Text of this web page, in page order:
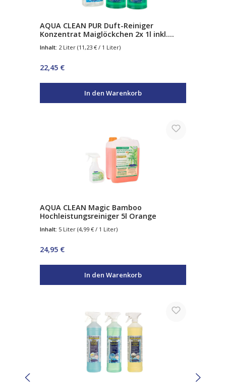
AQUA CLEAN PUR Duft-Reiniger
Konzentrat Maiglöckchen 2x 1l inkl.
Inhalt: 2 Liter (11,23 € / 1 Liter)
Regulärer Preis:
22,45 €
In den Warenkorb
AQUA CLEAN Magic Bamboo
Hochleistungsreiniger 5l Orange
Inhalt: 5 Liter (4,99 € / 1 Liter)
Regulärer Preis:
24,95 €
In den Warenkorb